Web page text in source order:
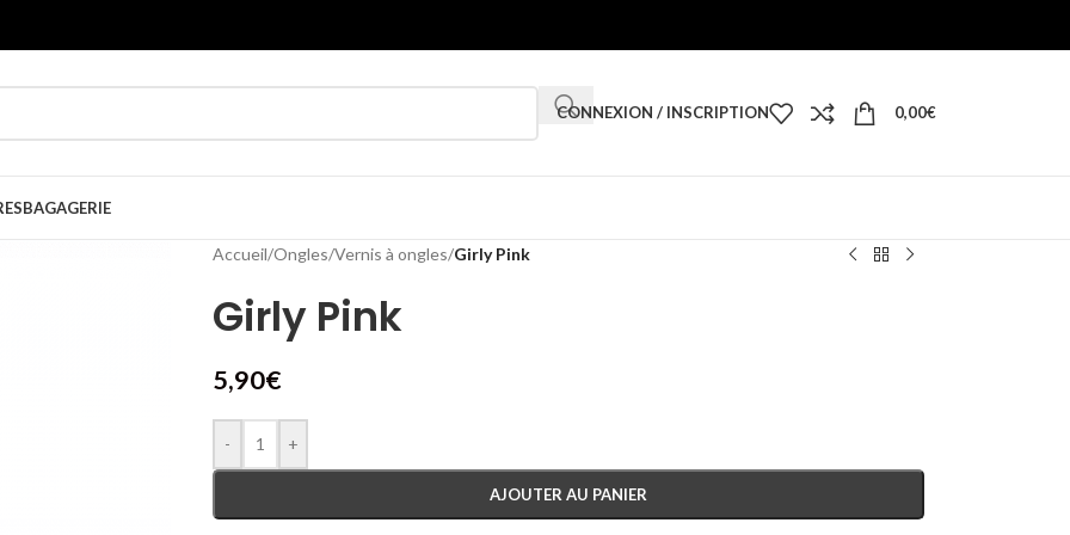
CONNEXION / INSCRIPTION 0,00€
BAGAGERIE
Accueil/Ongles/Vernis à ongles/Girly Pink
Girly Pink
5,90€
- +
AJOUTER AU PANIER